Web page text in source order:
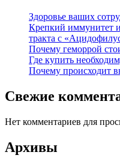
Здоровье ваших
Крепкий иммунитет
тракта с
Почему геморрой
Где купить
Почему происходит
Свежие
Нет комментариев для
Архивы